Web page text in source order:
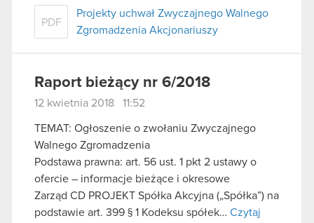
PDF
Projekty uchwał Zwyczajnego Walnego
Zgromadzenia Akcjonariuszy
Raport bieżący nr 6/2018
12 kwietnia 2018 11:52
TEMAT: Ogłoszenie o zwołaniu Zwyczajnego
Walnego Zgromadzenia
Podstawa prawna: art. 56 ust. 1 pkt 2 ustawy o
ofercie – informacje bieżące i okresowe
Zarząd CD PROJEKT Spółka Akcyjna („Spółka”) na
podstawie art. 399 § 1 Kodeksu spółek… Czytaj